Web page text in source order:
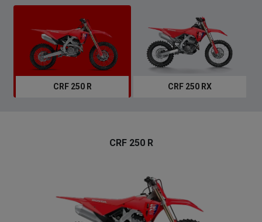
CRF 250 R CRF 250 RX
CRF 250 R